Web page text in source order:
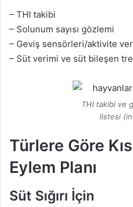
– THI takibi
– Solunum sayısı gözlemi
– Geviş sensörleri/aktivite
– Süt verimi ve süt bileşen
THI takibi ve
listesi
Türlere Göre
Eylem Planı
Süt Sığırı İçin